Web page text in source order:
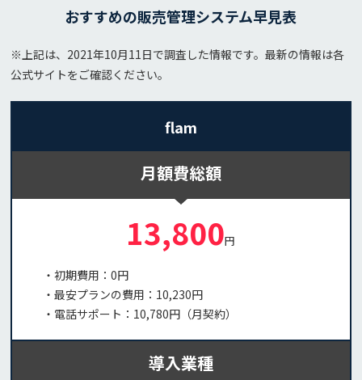
おすすめの販売管理システム早見表
※上記は、2021年10月11日で調査した情報です。最新の情報は各
公式サイトをご確認ください。
flam
月額費総額
13,800円
・初期費用：0円
・最安プランの費用：10,230円
・電話サポート：10,780円（月契約）
導入業種